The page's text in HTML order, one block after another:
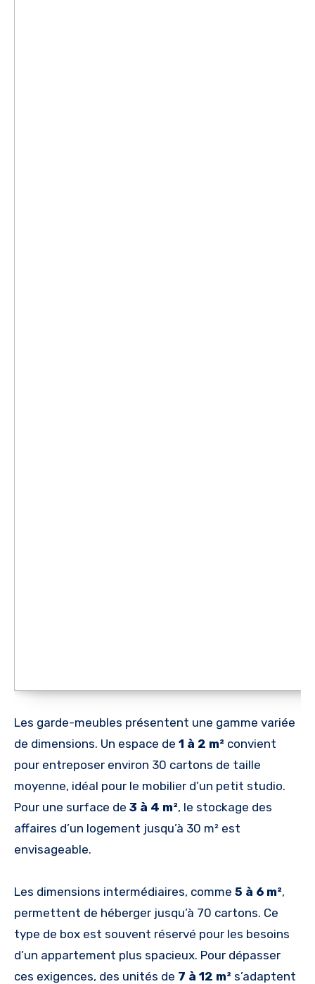
Les garde-meubles présentent une gamme variée
de dimensions. Un espace de 1 à 2 m² convient
pour entreposer environ 30 cartons de taille
moyenne, idéal pour le mobilier d’un petit studio.
Pour une surface de 3 à 4 m², le stockage des
affaires d’un logement jusqu’à 30 m² est
envisageable.
Les dimensions intermédiaires, comme 5 à 6 m²,
permettent de héberger jusqu’à 70 cartons. Ce
type de box est souvent réservé pour les besoins
d’un appartement plus spacieux. Pour dépasser
ces exigences, des unités de 7 à 12 m² s’adaptent